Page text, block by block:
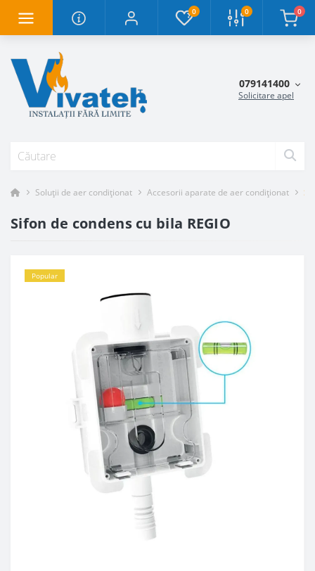
0 0 0
079141400
Solicitare apel
Soluții de aer condiționat Accesorii aparate de aer condiționat
Sifon de condens cu bila REGIO
Popular